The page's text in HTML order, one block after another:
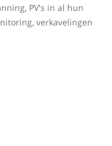
PV's in al hun
verkavelingen